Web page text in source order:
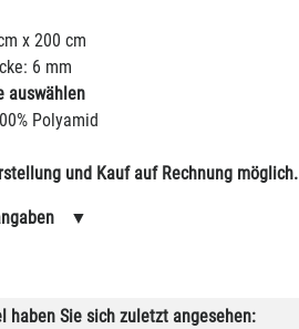
x 200 cm
6 mm
auswählen
Polyamid
und Kauf auf Rechnung möglich.
▼
haben Sie sich zuletzt angesehen: